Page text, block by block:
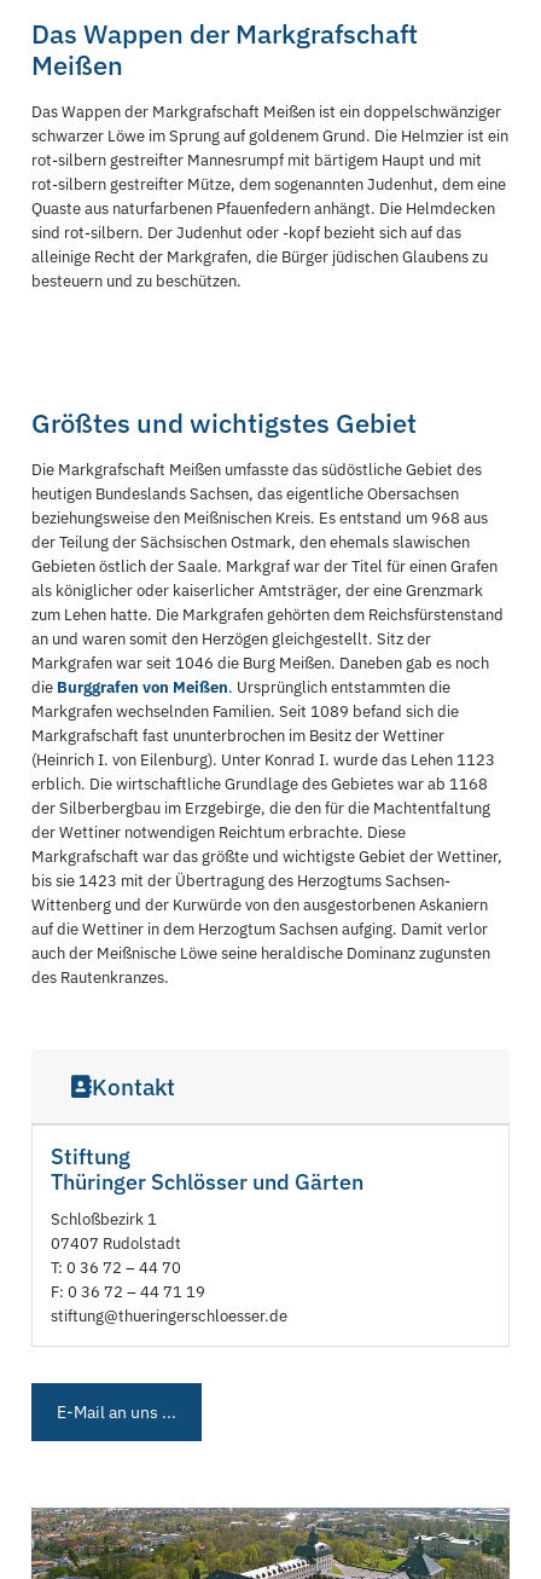
Das Wappen der Markgrafschaft
Meißen
Das Wappen der Markgrafschaft Meißen ist ein doppelschwänziger
schwarzer Löwe im Sprung auf goldenem Grund. Die Helmzier ist ein
rot-silbern gestreifter Mannesrumpf mit bärtigem Haupt und mit
rot-silbern gestreifter Mütze, dem sogenannten Judenhut, dem eine
Quaste aus naturfarbenen Pfauenfedern anhängt. Die Helmdecken
sind rot-silbern. Der Judenhut oder -kopf bezieht sich auf das
alleinige Recht der Markgrafen, die Bürger jüdischen Glaubens zu
besteuern und zu beschützen.
Größtes und wichtigstes Gebiet
Die Markgrafschaft Meißen umfasste das südöstliche Gebiet des
heutigen Bundeslands Sachsen, das eigentliche Obersachsen
beziehungsweise den Meißnischen Kreis. Es entstand um 968 aus
der Teilung der Sächsischen Ostmark, den ehemals slawischen
Gebieten östlich der Saale. Markgraf war der Titel für einen Grafen
als königlicher oder kaiserlicher Amtsträger, der eine Grenzmark
zum Lehen hatte. Die Markgrafen gehörten dem Reichsfürstenstand
an und waren somit den Herzögen gleichgestellt. Sitz der
Markgrafen war seit 1046 die Burg Meißen. Daneben gab es noch
die Burggrafen von Meißen. Ursprünglich entstammten die
Markgrafen wechselnden Familien. Seit 1089 befand sich die
Markgrafschaft fast ununterbrochen im Besitz der Wettiner
(Heinrich I. von Eilenburg). Unter Konrad I. wurde das Lehen 1123
erblich. Die wirtschaftliche Grundlage des Gebietes war ab 1168
der Silberbergbau im Erzgebirge, die den für die Machtentfaltung
der Wettiner notwendigen Reichtum erbrachte. Diese
Markgrafschaft war das größte und wichtigste Gebiet der Wettiner,
bis sie 1423 mit der Übertragung des Herzogtums Sachsen-
Wittenberg und der Kurwürde von den ausgestorbenen Askaniern
auf die Wettiner in dem Herzogtum Sachsen aufging. Damit verlor
auch der Meißnische Löwe seine heraldische Dominanz zugunsten
des Rautenkranzes.
Kontakt
Stiftung
Thüringer Schlösser und Gärten
Schloßbezirk 1
07407 Rudolstadt
T: 0 36 72 – 44 70
F: 0 36 72 – 44 71 19
stiftung@thueringerschloesser.de
E-Mail an uns ...